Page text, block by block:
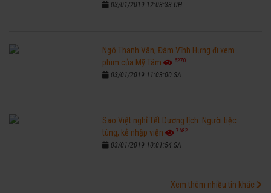
03/01/2019 12:03:33 CH
Ngô Thanh Vân, Đàm Vĩnh Hưng đi xem
phim của Mỹ Tâm
6270
03/01/2019 11:03:00 SA
Sao Việt nghỉ Tết Dương lịch: Người tiệc
tùng, kẻ nhập viện
7682
03/01/2019 10:01:54 SA
Xem thêm nhiều tin khác